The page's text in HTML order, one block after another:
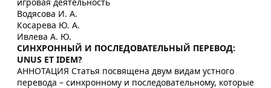
Водясова И. А.
Косарева Ю. А.
Ивлева А. Ю.
СИНХРОННЫЙ И ПОСЛЕДОВАТЕЛЬНЫЙ ПЕРЕВОД:
UNUS ET IDEM?
АННОТАЦИЯ Статья посвящена двум видам устного
перевода – синхронному и последовательному, которые